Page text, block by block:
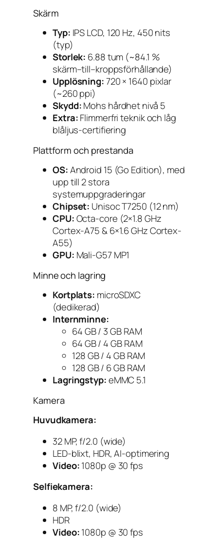
Skärm
Typ: IPS LCD, 120 Hz, 450 nits
(typ)
Storlek: 6.88 tum (~84.1 %
skärm–till–kroppsförhållande)
Upplösning:720 × 1640 pixlar
(~260 ppi)
Skydd:Mohs hårdhet nivå 5
Extra:Flimmerfri teknik och låg
blåljus-certifiering
Plattform och prestanda
OS:Android 15 (Go Edition), med
upp till 2 stora
systemuppgraderingar
Chipset: Unisoc T7250 (12 nm)
CPU:Octa-core (2×1.8 GHz
Cortex-A75 & 6×1.6 GHz Cortex-
A55)
GPU: Mali-G57 MP1
Minne och lagring
Kortplats: microSDXC
(dedikerad)
Internminne:
64 GB / 3 GB RAM
64 GB / 4 GB RAM
128 GB / 4 GB RAM
128 GB / 6 GB RAM
Lagringstyp:eMMC 5.1
Kamera
Huvudkamera:
32 MP, f/2.0 (wide)
LED-blixt, HDR, AI-optimering
Video:1080p @ 30 fps
Selfiekamera:
8 MP, f/2.0 (wide)
HDR
Video:1080p @ 30 fps